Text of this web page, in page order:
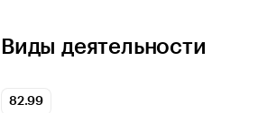
Виды деятельности
82.99